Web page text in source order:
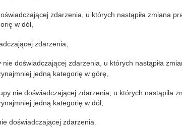
zdarzenia, u których nastąpiła zmiana
w dół,
zdarzenia,
doświadczającej zdarzenia, u których nastąpiła
jedną kategorię w górę,
nie doświadczającej zdarzenia, u których nastąpiła
jedną kategorię w dół,
doświadczającej zdarzenia.